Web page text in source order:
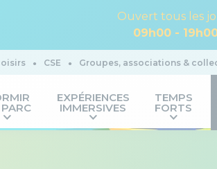
Ouvert tous les
09h00 -
CSE Groupes, associations &
EXPÉRIENCES
IMMERSIVES
TEMPS
FORTS